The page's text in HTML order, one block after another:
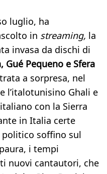
luglio, ha
in streaming, la
invasa da dischi di
Gué Pequeno e Sfera
a sorpresa, nel
l’italotunisino Ghali e
con la Sierra
in Italia certe
soffino sul
i tempi
nuovi cantautori, che